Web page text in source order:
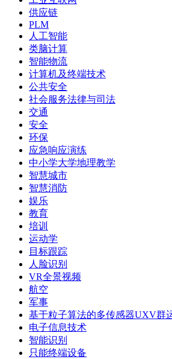
供应链
PLM
人工智能
类脑计算
智能物流
计算机及终端技术
公共安全
社会服务法律与司法
交通
安全
环保
应急响应演练
中小学大学地理教学
智慧城市
智慧消防
娱乐
教育
培训
运动学
目标跟踪
人脸识别
VR全景视频
航空
军事
基于粒子算法的多传感器UXV群
电子信息技术
智能识别
只能终端设备